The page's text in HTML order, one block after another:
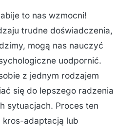
to nas wzmocni!
trudne doświadczenia,
mogą nas nauczyć
uodpornić.
z jednym rodzajem
się do lepszego radzenia
sytuacjach. Proces ten
kros-adaptacją lub